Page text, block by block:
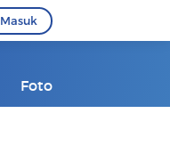
Masuk
Foto